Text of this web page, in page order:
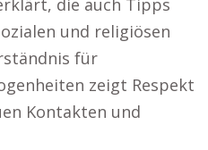
und religiösen
für
zeigt Respekt
Kontakten und